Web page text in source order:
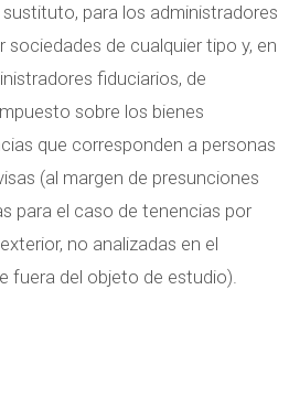
para los administradores
de cualquier tipo y, en
fiduciarios, de
sobre los bienes
que corresponden a personas
(al margen de presunciones
para el caso de tenencias por
no analizadas en el
fuera del objeto de estudio).